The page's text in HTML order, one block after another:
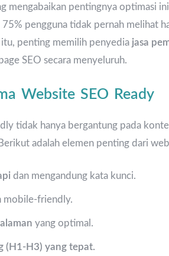
mengabaikan pentingnya optimasi
75% pengguna tidak pernah melihat
penting memilih penyedia jasa
SEO secara menyeluruh.
Website SEO Ready
tidak hanya bergantung pada
adalah elemen penting dari
dan mengandung kata kunci.
mobile-friendly.
yang optimal.
(H1-H3) yang tepat.